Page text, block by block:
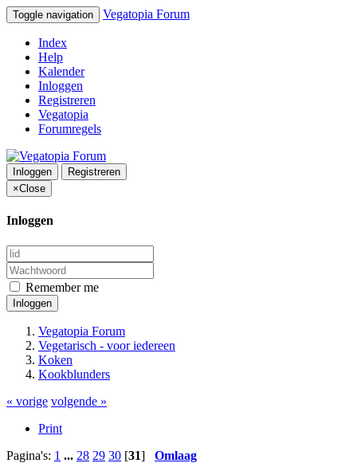
Toggle navigation Vegatopia Forum
Index
Help
Kalender
Inloggen
Registreren
Vegatopia
Forumregels
Inloggen
Registreren
×Close
Inloggen
Remember me
Inloggen
Vegatopia Forum
Vegetarisch - voor iedereen
Koken
Kookblunders
« vorige volgende »
Print
Pagina's: 1 ... 28 29 30 [31] Omlaag